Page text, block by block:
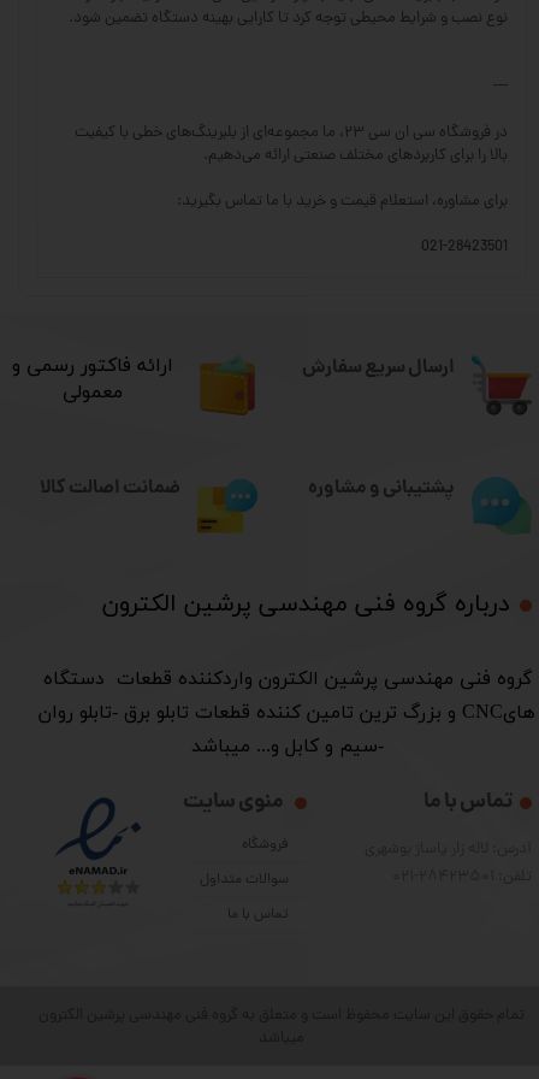
نوع نصب و شرایط محیطی توجه کرد تا کارایی بهینه دستگاه تضمین شود.
---
در فروشگاه سی ان سی ۲۳، ما مجموعه‌ای از بلبرینگ‌های خطی با کیفیت
بالا را برای کاربردهای مختلف صنعتی ارائه می‌دهیم.
برای مشاوره، استعلام قیمت و خرید با ما تماس بگیرید:
021-28423501
ارسال سریع سفارش
درباره گروه فنی مهندسی پرشین الکترون​​​​​​​
​گروه فنی مهندسی پرشین الکترون واردکننده قطعات دستگاه
هایCNC و بزرگ ترین تامین کننده قطعات تابلو برق -تابلو روان
-سیم و کابل و... میباشد
منوی سایت
فروشگاه
سوالات متداول
تماس با ما
تماس با ما
​ارائه فاکتور رسمی و
معمولی
پشتیبانی و مشاوره ضمانت اصالت کالا